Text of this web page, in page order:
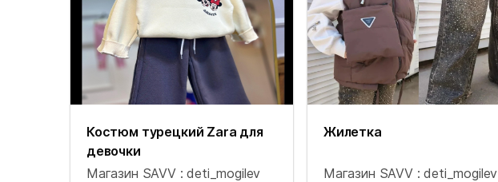
Костюм турецкий Zara для
девочки
Магазин SAVV : deti_mogilev
Жилетка
Магазин SAVV : deti_mogilev